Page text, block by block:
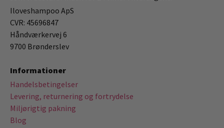
Iloveshampoo ApS
CVR: 45696847
Håndværkervej 6
9700 Brønderslev
Informationer
Handelsbetingelser
Levering, returnering og fortrydelse
Miljørigtig pakning
Blog